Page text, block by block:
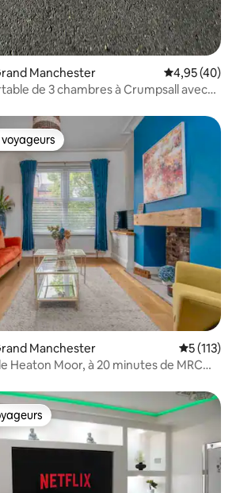
Manchester Évaluation
4,95 (40)
de 3 chambres à Crumpsall avec
les plus appréciés
Manchester Évaluation
5 (113)
Heaton Moor, à 20 minutes de MRC